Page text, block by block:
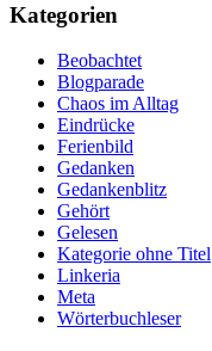
Kategorien
Beobachtet
Blogparade
Chaos im Alltag
Eindrücke
Ferienbild
Gedanken
Gedankenblitz
Gehört
Gelesen
Kategorie ohne Titel
Linkeria
Meta
Wörterbuchleser